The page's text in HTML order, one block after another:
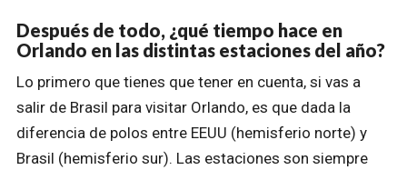
Después de todo, ¿qué tiempo hace en
Orlando en las distintas estaciones del año?
Lo primero que tienes que tener en cuenta, si vas a
salir de Brasil para visitar Orlando, es que dada la
diferencia de polos entre EEUU (hemisferio norte) y
Brasil (hemisferio sur). Las estaciones son siempre